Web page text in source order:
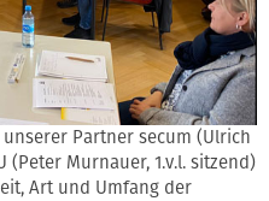
Partner secum (Ulrich
(Peter Murnauer, 1.v.l. sitzend)
Art und Umfang der